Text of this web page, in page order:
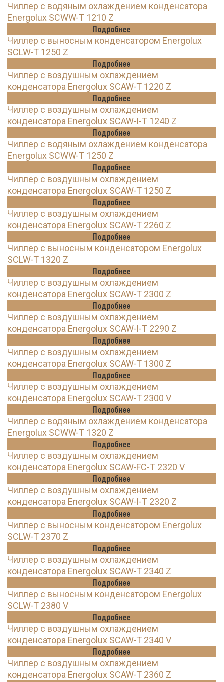
Чиллер с водяным охлаждением конденсатора
Energolux SCWW-T 1210 Z
Подробнее
Чиллер с выносным конденсатором Energolux
SCLW-T 1250 Z
Подробнее
Чиллер с воздушным охлаждением
конденсатора Energolux SCAW-T 1220 Z
Подробнее
Чиллер с воздушным охлаждением
конденсатора Energolux SCAW-I-T 1240 Z
Подробнее
Чиллер с водяным охлаждением конденсатора
Energolux SCWW-T 1250 Z
Подробнее
Чиллер с воздушным охлаждением
конденсатора Energolux SCAW-T 1250 Z
Подробнее
Чиллер с воздушным охлаждением
конденсатора Energolux SCAW-T 2260 Z
Подробнее
Чиллер с выносным конденсатором Energolux
SCLW-T 1320 Z
Подробнее
Чиллер с воздушным охлаждением
конденсатора Energolux SCAW-T 2300 Z
Подробнее
Чиллер с воздушным охлаждением
конденсатора Energolux SCAW-I-T 2290 Z
Подробнее
Чиллер с воздушным охлаждением
конденсатора Energolux SCAW-T 1300 Z
Подробнее
Чиллер с воздушным охлаждением
конденсатора Energolux SCAW-T 2300 V
Подробнее
Чиллер с водяным охлаждением конденсатора
Energolux SCWW-T 1320 Z
Подробнее
Чиллер с воздушным охлаждением
конденсатора Energolux SCAW-FC-T 2320 V
Подробнее
Чиллер с воздушным охлаждением
конденсатора Energolux SCAW-I-T 2320 Z
Подробнее
Чиллер с выносным конденсатором Energolux
SCLW-T 2370 Z
Подробнее
Чиллер с воздушным охлаждением
конденсатора Energolux SCAW-T 2340 Z
Подробнее
Чиллер с выносным конденсатором Energolux
SCLW-T 2380 V
Подробнее
Чиллер с воздушным охлаждением
конденсатора Energolux SCAW-T 2340 V
Подробнее
Чиллер с воздушным охлаждением
конденсатора Energolux SCAW-T 2360 Z